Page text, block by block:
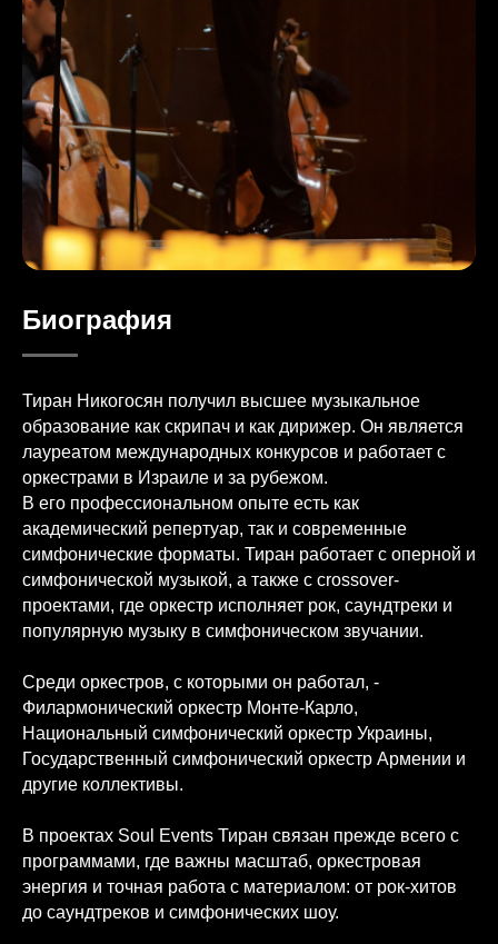
Биография
Тиран Никогосян получил высшее музыкальное
образование как скрипач и как дирижер. Он является
лауреатом международных конкурсов и работает с
оркестрами в Израиле и за рубежом.
В его профессиональном опыте есть как
академический репертуар, так и современные
симфонические форматы. Тиран работает с оперной и
симфонической музыкой, а также с crossover-
проектами, где оркестр исполняет рок, саундтреки и
популярную музыку в симфоническом звучании.
Среди оркестров, с которыми он работал, -
Филармонический оркестр Монте-Карло,
Национальный симфонический оркестр Украины,
Государственный симфонический оркестр Армении и
другие коллективы.
В проектах Soul Events Тиран связан прежде всего с
программами, где важны масштаб, оркестровая
энергия и точная работа с материалом: от рок-хитов
до саундтреков и симфонических шоу.